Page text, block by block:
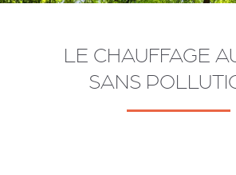
LE CHAUFFAGE
SANS